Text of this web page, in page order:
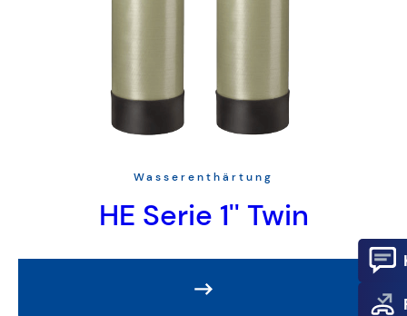
Wasserenthärtung
HE Serie 1'' Twin